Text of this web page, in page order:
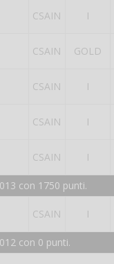
CSAIN I
CSAIN GOLD
CSAIN I
CSAIN I
CSAIN I
con 1750 punti.
CSAIN I
con 0 punti.